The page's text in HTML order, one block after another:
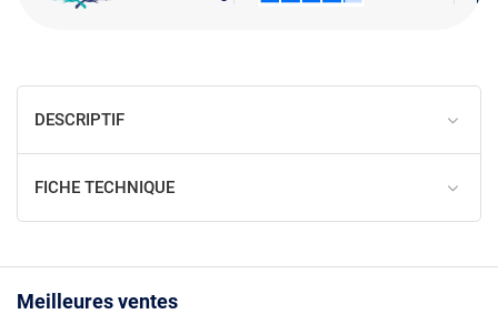
DESCRIPTIF
FICHE TECHNIQUE
Meilleures ventes